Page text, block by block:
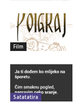
Film
Satatatira